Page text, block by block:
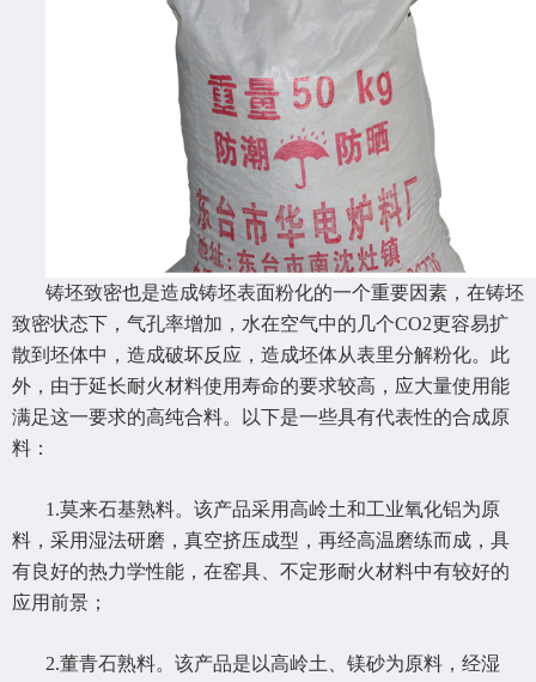
铸坯致密也是造成铸坯表面粉化的一个重要因素，在铸坯
致密状态下，气孔率增加，水在空气中的几个CO2更容易扩
散到坯体中，造成破坏反应，造成坯体从表里分解粉化。此
外，由于延长耐火材料使用寿命的要求较高，应大量使用能
满足这一要求的高纯合料。以下是一些具有代表性的合成原
料：
1.莫来石基熟料。该产品采用高岭土和工业氧化铝为原
料，采用湿法研磨，真空挤压成型，再经高温磨练而成，具
有良好的热力学性能，在窑具、不定形耐火材料中有较好的
应用前景；
2.董青石熟料。该产品是以高岭土、镁砂为原料，经湿